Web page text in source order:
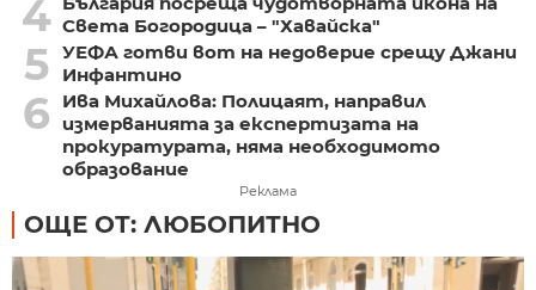
4 Света Богородица – "Хавайска"
5 УЕФА готви вот на недоверие срещу Джани
Инфантино
6
Ива Михайлова: Полицаят, направил
измерванията за експертизата на
прокуратурата, няма необходимото
образование
Реклама
ОЩЕ ОТ: ЛЮБОПИТНО